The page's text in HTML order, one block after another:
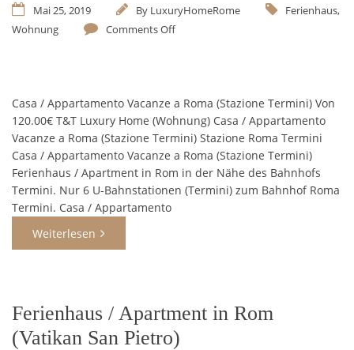
Mai 25, 2019 By LuxuryHomeRome Ferienhaus,
Wohnung
Comments Off
Casa / Appartamento Vacanze a Roma (Stazione Termini) Von
120.00€ T&T Luxury Home (Wohnung) Casa / Appartamento
Vacanze a Roma (Stazione Termini) Stazione Roma Termini
Casa / Appartamento Vacanze a Roma (Stazione Termini)
Ferienhaus / Apartment in Rom in der Nähe des Bahnhofs
Termini. Nur 6 U-Bahnstationen (Termini) zum Bahnhof Roma
Termini. Casa / Appartamento
Weiterlesen
Ferienhaus / Apartment in Rom
(Vatikan San Pietro)